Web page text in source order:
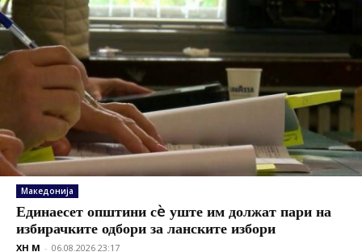
Македонија
Единаесет општини сè уште им должат пари на
избирачките одбори за ланските избори
XH M - 06.08.2026 23:17